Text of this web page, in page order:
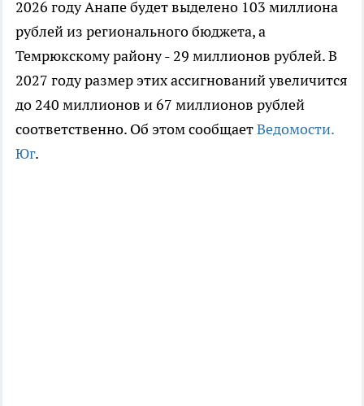
2026 году Анапе будет выделено 103 миллиона
рублей из регионального бюджета, а
Темрюкскому району - 29 миллионов рублей. В
2027 году размер этих ассигнований увеличится
до 240 миллионов и 67 миллионов рублей
соответственно. Об этом сообщаетВедомости.
Юг.